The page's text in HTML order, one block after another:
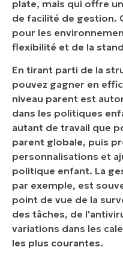
plate, mais qui offre
de facilité de gestion.
pour les
flexibilité et de la
En tirant parti de la
pouvez gagner en
niveau parent est
dans les politiques
autant de travail que
parent globale, puis
personnalisations et
politique enfant. La
par exemple, est
point de vue de la
des tâches, de
variations dans les
les plus courantes.